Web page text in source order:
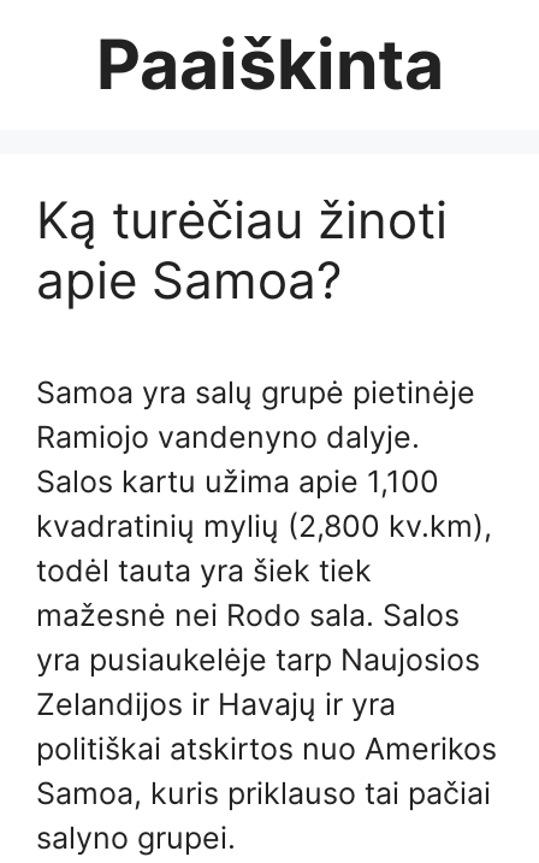
Paaiškinta
Ką turėčiau žinoti
apie Samoa?
Samoa yra salų grupė pietinėje
Ramiojo vandenyno dalyje.
Salos kartu užima apie 1,100
kvadratinių mylių (2,800 kv.km),
todėl tauta yra šiek tiek
mažesnė nei Rodo sala. Salos
yra pusiaukelėje tarp Naujosios
Zelandijos ir Havajų ir yra
politiškai atskirtos nuo Amerikos
Samoa, kuris priklauso tai pačiai
salyno grupei.